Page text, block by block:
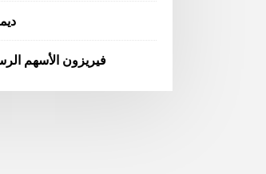
فيريزون الأسهم